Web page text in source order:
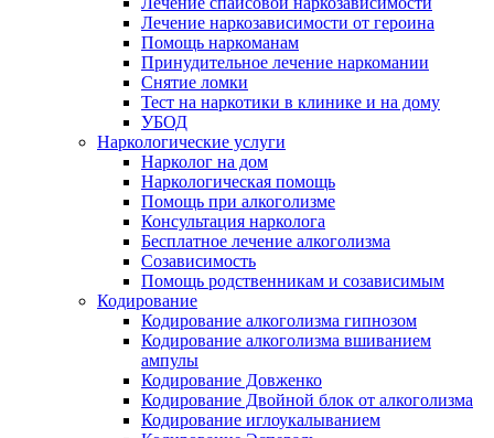
Лечение наркозависимости от героина
Помощь наркоманам
Принудительное лечение наркомании
Снятие ломки
Тест на наркотики в клинике и на дому
УБОД
Наркологические услуги
Нарколог на дом
Наркологическая помощь
Помощь при алкоголизме
Консультация нарколога
Бесплатное лечение алкоголизма
Созависимость
Помощь родственникам и созависимым
Кодирование
Кодирование алкоголизма гипнозом
Кодирование алкоголизма вшиванием
ампулы
Кодирование Довженко
Кодирование Двойной блок от алкоголизма
Кодирование иглоукалыванием